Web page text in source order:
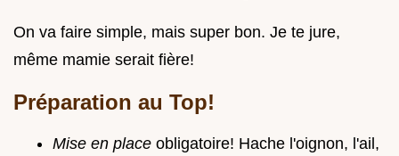
On va faire simple, mais super bon. Je te jure,
même mamie serait fière!
Préparation au Top!
Mise en place obligatoire! Hache l'oignon, l'ail,